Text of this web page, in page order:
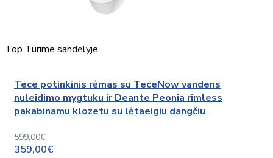
Top Turime sandėlyje
Tece potinkinis rėmas su TeceNow vandens
nuleidimo mygtuku ir Deante Peonia rimless
pakabinamu klozetu su lėtaeigiu dangčiu
599,00€
359,00€